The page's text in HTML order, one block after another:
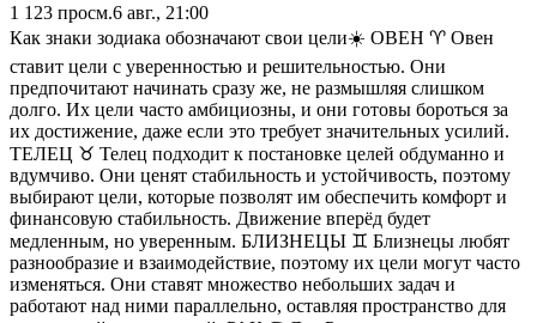
1 123 просм.6 авг., 21:00
Как знаки зодиака обозначают свои цели☀️ ОВЕН ♈️ Овен
ставит цели с уверенностью и решительностью. Они
предпочитают начинать сразу же, не размышляя слишком
долго. Их цели часто амбициозны, и они готовы бороться за
их достижение, даже если это требует значительных усилий.
ТЕЛЕЦ ♉️ Телец подходит к постановке целей обдуманно и
вдумчиво. Они ценят стабильность и устойчивость, поэтому
выбирают цели, которые позволят им обеспечить комфорт и
финансовую стабильность. Движение вперёд будет
медленным, но уверенным. БЛИЗНЕЦЫ ♊️ Близнецы любят
разнообразие и взаимодействие, поэтому их цели могут часто
изменяться. Они ставят множество небольших задач и
работают над ними параллельно, оставляя пространство для